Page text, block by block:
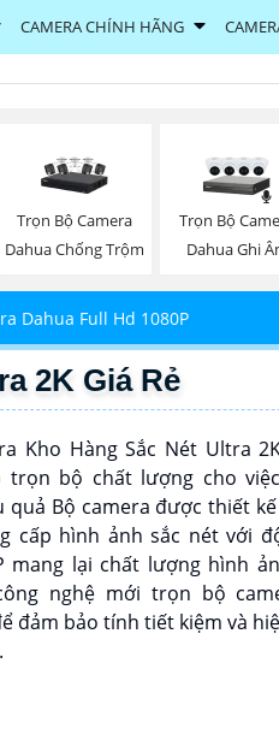
CAMERA CHÍNH HÃNG
Trọn Bộ Camera
Dahua Chống Trộm
Trọn Bộ
Dahua Ghi
Dahua Full Hd 1080P
2K Giá Rẻ
Kho Hàng Sắc Nét Ultra
trọn bộ chất lượng cho
quả Bộ camera được thiết
cấp hình ảnh sắc nét với
mang lại chất lượng hình
nghệ mới trọn bộ
đảm bảo tính tiết kiệm và